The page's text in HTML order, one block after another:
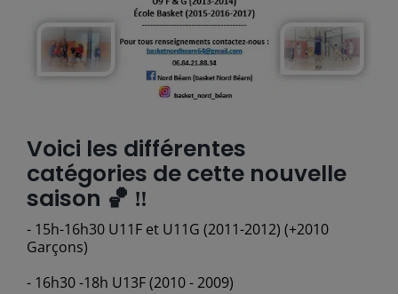
Voici les différentes
catégories de cette nouvelle
saison 🏀 ‼️
- 15h-16h30 U11F et U11G (2011-2012) (+2010
Garçons)
- 16h30 -18h U13F (2010 - 2009)